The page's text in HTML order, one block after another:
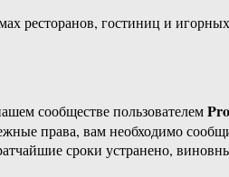
ресторанов, гостиниц и
сообществе пользователем
права, вам необходимо
сроки устранено,